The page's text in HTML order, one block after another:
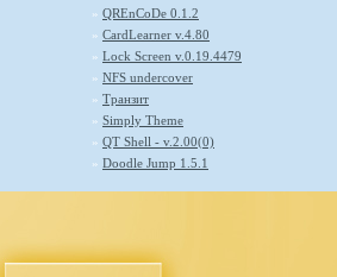
» QREnCoDe 0.1.2
» CardLearner v.4.80
» Lock Screen v.0.19.4479
» NFS undercover
» Транзит
» Simply Theme
» QT Shell - v.2.00(0)
» Doodle Jump 1.5.1